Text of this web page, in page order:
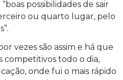
possibilidades de sair
ou quarto lugar, pelo
vezes são assim e há que
competitivos todo o dia,
onde fui o mais rápido